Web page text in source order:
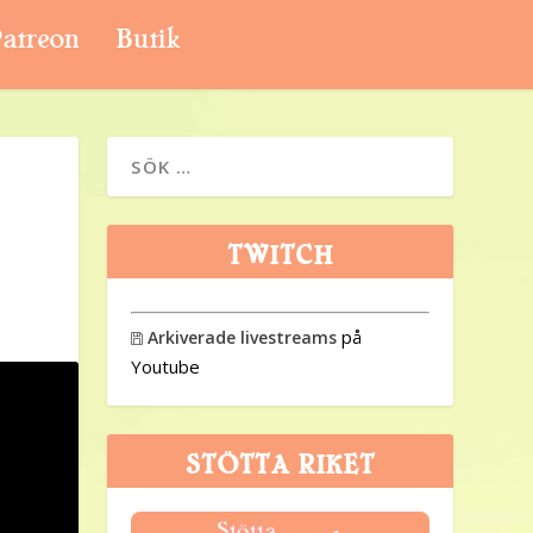
Butik
TWITCH
 Arkiverade livestreams på
Youtube
STÖTTA RIKET